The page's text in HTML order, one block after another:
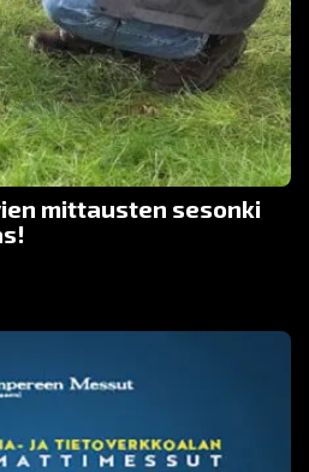
mittausten sesonki